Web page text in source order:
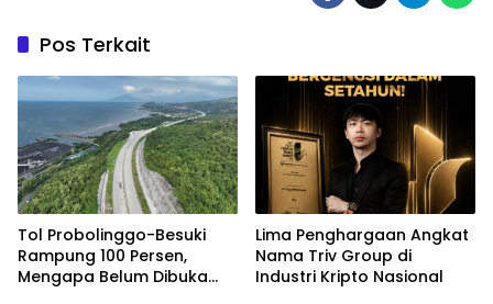
Pos Terkait
Tol Probolinggo-Besuki
Rampung 100 Persen,
Mengapa Belum Dibuka
Lima Penghargaan Angkat
Nama Triv Group di
Industri Kripto Nasional